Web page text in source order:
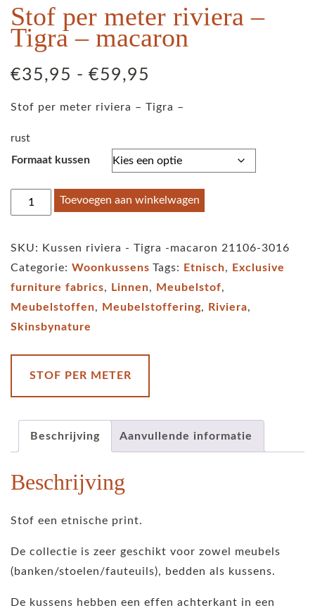
Stof per meter riviera –
Tigra – macaron
€35,95 - €59,95
tot
Stof per meter riviera – Tigra –
rust
Formaat kussen
Stof
per
macaron
aantal
Toevoegen aan winkelwagen
SKU:
Kussen riviera - Tigra -macaron 21106-3016
Categorie: Woonkussens Tags: Etnisch,
Exclusive
furniture fabrics, Linnen, Meubelstof,
Meubelstoffen, Meubelstoffering, Riviera,
Skinsbynature
STOF PER METER
Beschrijving Aanvullende informatie
Beschrijving
Stof een etnische print.
De collectie is zeer geschikt voor zowel meubels
(banken/stoelen/fauteuils), bedden als kussens.
De kussens hebben een effen achterkant in een